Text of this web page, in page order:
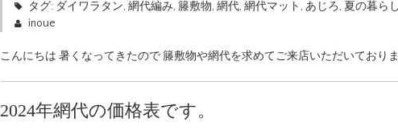
タグ: ダイワラタン, 網代編み, 籐敷物, 網代, 網代マット , あじろ, 夏の暮らし
inoue
こんにちは 暑くなってきたので 籐敷物や網代を求めてご来店いただいており
2024年網代の価格表です。